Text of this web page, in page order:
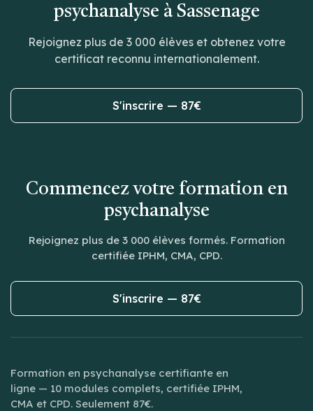
psychanalyse à Sassenage
Rejoignez plus de 3 000 élèves et obtenez votre
certificat reconnu internationalement.
S'inscrire — 87€
Commencez votre formation en
psychanalyse
Rejoignez plus de 3 000 élèves formés. Formation
certifiée IPHM, CMA, CPD.
S'inscrire — 87€
Formation en psychanalyse certifiante en
ligne — 10 modules complets, certifiée IPHM,
CMA et CPD. Seulement 87€.